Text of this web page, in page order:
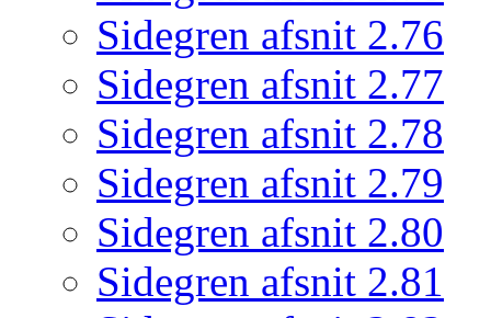
Sidegren afsnit 2.76
Sidegren afsnit 2.77
Sidegren afsnit 2.78
Sidegren afsnit 2.79
Sidegren afsnit 2.80
Sidegren afsnit 2.81